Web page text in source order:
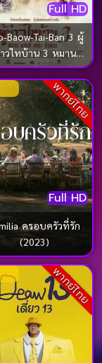
Full HD
Baow-Tai-Ban 3 ผู้
วไทบ้าน 3 หมาน
นด์ เดอะ คำผาน
(2018)พากย์ไทย
Full HD
ครอบครัวที่รัก
(2023)
พากย์ไทย